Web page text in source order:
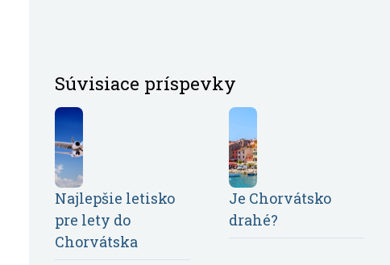
Súvisiace príspevky
Najlepšie letisko
pre lety do
Chorvátska
Je Chorvátsko
drahé?